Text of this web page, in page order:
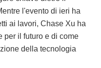
l'evento di ieri ha
ai lavori, Chase Xu ha
per il futuro e di come
della tecnologia